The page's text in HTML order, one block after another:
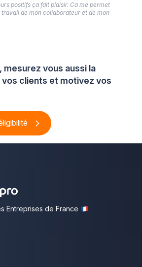
mesurez vous aussi la
clients et motivez vos
positifs ça fait plaisir. Ca me permet
travail de mon collaborateur et de mon
Entreprises de France